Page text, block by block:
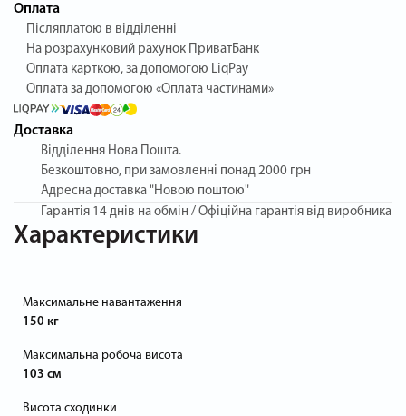
Оплата
Післяплатою в відділенні
На розрахунковий рахунок ПриватБанк
Оплата карткою, за допомогою LiqPay
Оплата за допомогою «Оплата частинами»
Доставка
Відділення Нова Пошта.
Безкоштовно, при замовленні понад 2000 грн
Адресна доставка "Новою поштою"
Гарантія 14 днів на обмін / Офіційна гарантія від виробника
Характеристики
Максимальне навантаження
150 кг
Максимальна робоча висота
103 см
Висота сходинки